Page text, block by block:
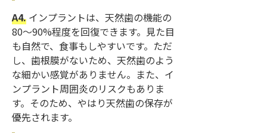
A4. インプラントは、天然歯の機能の
80〜90%程度を回復できます。見た目
も自然で、食事もしやすいです。ただ
し、歯根膜がないため、天然歯のよう
な細かい感覚がありません。また、イ
ンプラント周囲炎のリスクもありま
す。そのため、やはり天然歯の保存が
優先されます。